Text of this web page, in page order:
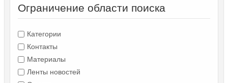
Ограничение области поиска
Категории
Контакты
Материалы
Ленты новостей